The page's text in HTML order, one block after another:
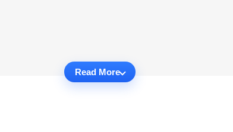
Read More